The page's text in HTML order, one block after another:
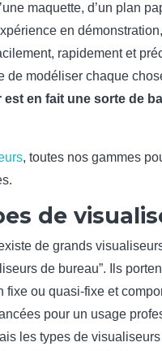
maquette, d’un plan
en
rapidement et
de modéliser chaque
est en fait une sorte de
, toutes nos gammes
de
de grands
de bureau”. Ils
ou quasi-fixe et
pour un usage
les types de